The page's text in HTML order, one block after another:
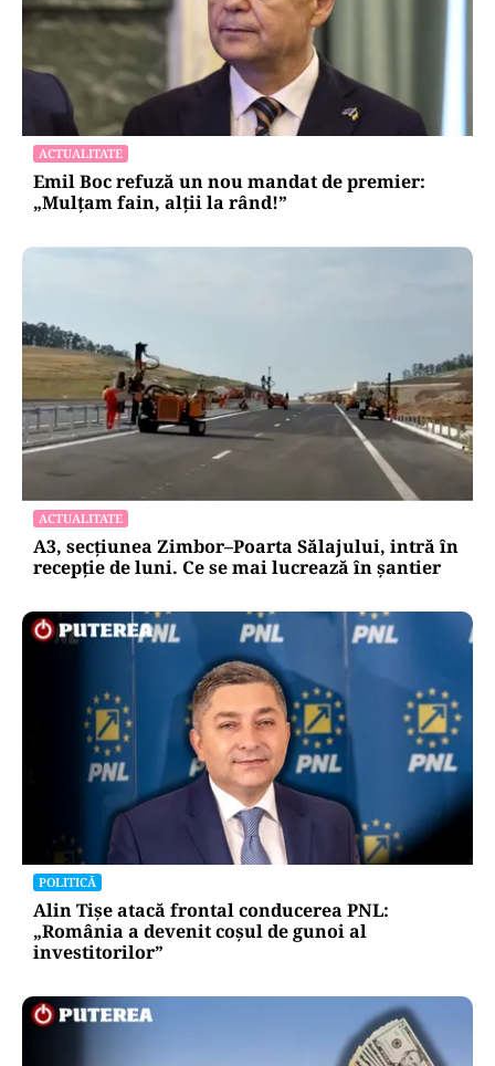
ACTUALITATE
Emil Boc refuză un nou mandat de premier:
„Mulțam fain, alții la rând!”
ACTUALITATE
A3, secțiunea Zimbor–Poarta Sălajului, intră în
recepție de luni. Ce se mai lucrează în șantier
POLITICĂ
Alin Tișe atacă frontal conducerea PNL:
„România a devenit coșul de gunoi al
investitorilor”